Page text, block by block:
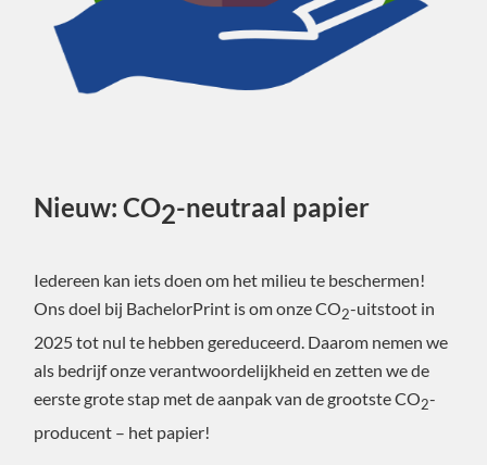
Nieuw: CO2-neutraal papier
Iedereen kan iets doen om het milieu te beschermen!
Ons doel bij BachelorPrint is om onze CO2-uitstoot in
2025 tot nul te hebben gereduceerd. Daarom nemen we
als bedrijf onze verantwoordelijkheid en zetten we de
eerste grote stap met de aanpak van de grootste CO2-
producent – het papier!